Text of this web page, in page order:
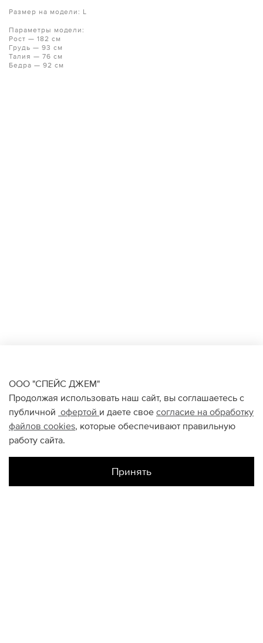
Размер на модели: L
Параметры модели:
Рост — 182 см
Грудь — 93 см
Талия — 76 см
Бедра — 92 см
ООО "СПЕЙС ДЖЕМ"
Продолжая использовать наш сайт, вы соглашаетесь с
публичной офертой и даете свое согласие на обработку
файлов cookies, которые обеспечивают правильную
работу сайта.
Принять